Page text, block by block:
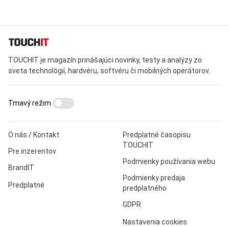
TOUCHIT je magazín prinášajúci novinky, testy a analýzy zo
sveta technológií, hardvéru, softvéru či mobilných operátorov.
O nás / Kontakt
Pre inzerentov
BrandIT
Predplatné
Predplatné časopisu
TOUCHIT
Podmienky používania webu
Podmienky predaja
predplatného
GDPR
Nastavenia cookies
Tmavý režim